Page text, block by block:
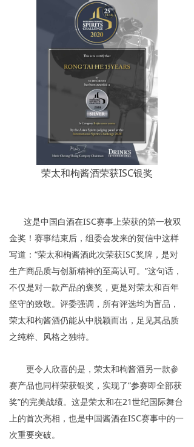
荣太和枸酱酒荣获ISC银奖
这是中国白酒在ISC赛事上荣获的第一枚双
金奖！ 赛事结束后，组委会发来的贺信中这样
写道：“荣太和枸酱酒此次荣获ISC奖牌，是对
生产商品质与创新精神的至高认可。”这句话，
不仅是对一款产品的褒奖，更是对荣太和百年
坚守的致敬。评委强调，所有评选均为盲品，
荣太和枸酱酒仍能从中脱颖而出，足见其品质
之纯粹、风格之独特。
更令人欣喜的是，荣太和枸酱酒另一款参
赛产品也同样荣获银奖，实现了“参赛即全部获
奖”的完美战绩。这是荣太和在21世纪国际舞台
上的首次亮相，也是中国酱酒在ISC赛事中的一
次重要突破。